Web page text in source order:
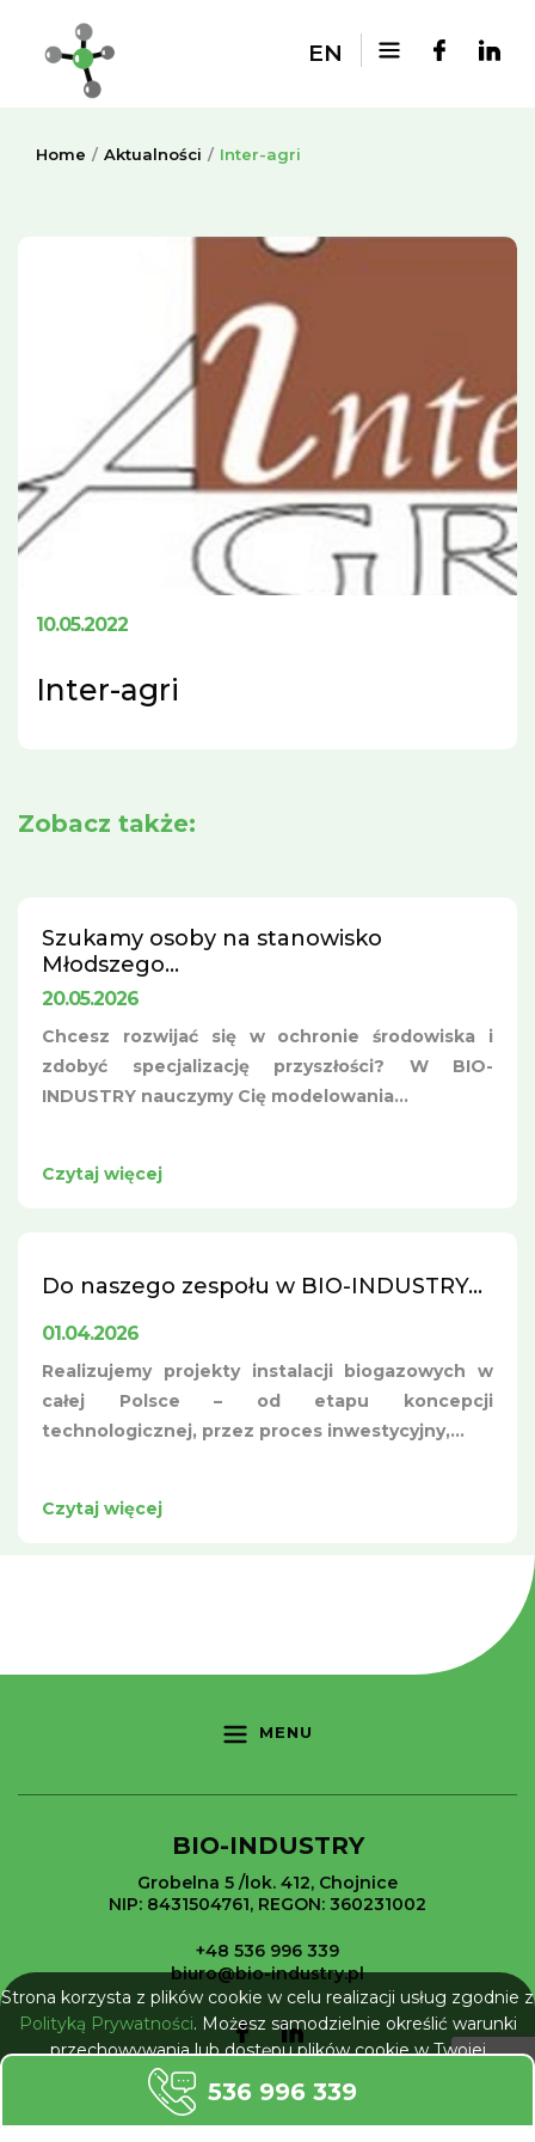
EN
Home Aktualności Inter-agri
10.05.2022
Inter-agri
Zobacz także:
Szukamy osoby na stanowisko
Młodszego...
20.05.2026
Chcesz rozwijać się w ochronie środowiska i
zdobyć specjalizację przyszłości? W BIO-
INDUSTRY nauczymy Cię modelowania...
Czytaj więcej
Do naszego zespołu w BIO-INDUSTRY...
01.04.2026
Realizujemy projekty instalacji biogazowych w
całej Polsce – od etapu koncepcji
technologicznej, przez proces inwestycyjny,...
Czytaj więcej
MENU
BIO-INDUSTRY
Grobelna 5 /lok. 412, Chojnice
NIP: 8431504761, REGON: 360231002
+48 536 996 339
biuro@bio-industry.pl
Wszelkie prawa zastrzeżone © 2026 Bio-Industry
536 996 339
Strona korzysta z plików cookie w celu realizacji usług zgodnie z
Polityką Prywatności. Możesz samodzielnie określić warunki
przechowywania lub dostępu plików cookie w Twojej
przeglądarce.
NIE POKAZUJ WIĘCEJ